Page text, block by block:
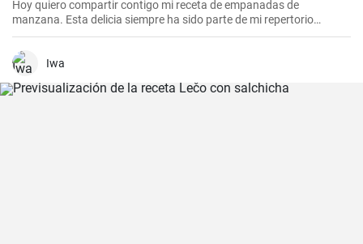
Hoy quiero compartir contigo mi receta de empanadas de
manzana. Esta delicia siempre ha sido parte de mi repertorio
culinario. Me gusta hacerlas en epocas de frio para endulzar el
paladar y demostrar que no sólo las empanadas saladas pueden
hacerte feliz. Es un postre que nunca falla en las reuniones
disfrutes tanto como yo.
Iwa